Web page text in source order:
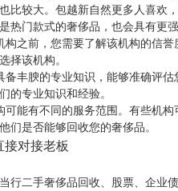
比较大。包越新自然更多人喜
门款式的奢侈品，也会具有更强
之前，您需要了解该机构的信
择该机构。
丰腴的专业知识，能够准确评
的专业知识和经验。
能有不同的服务范围。有些机
是否能够回收您的奢侈品。
对接老板
行二手奢侈品回收、股票、企